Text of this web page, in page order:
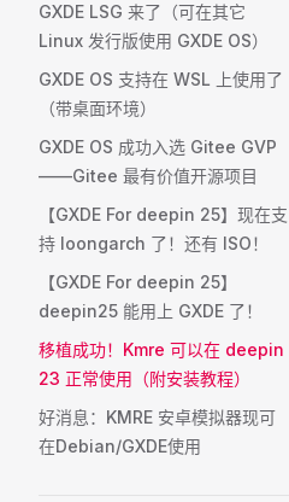
GXDE LSG 来了（可在其它
Linux 发行版使用 GXDE OS）
GXDE OS 支持在 WSL 上使用了
（带桌面环境）
GXDE OS 成功入选 Gitee GVP
——Gitee 最有价值开源项目
【GXDE For deepin 25】现在支
持 loongarch 了！还有 ISO！
【GXDE For deepin 25】
deepin25 能用上 GXDE 了！
移植成功！Kmre 可以在 deepin
23 正常使用（附安装教程）
好消息：KMRE 安卓模拟器现可
在Debian/GXDE使用